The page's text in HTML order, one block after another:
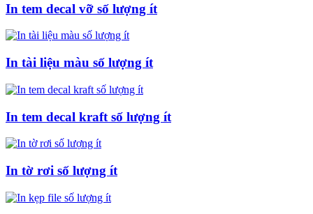
In tem decal vỡ số lượng ít
In tài liệu màu số lượng ít
In tem decal kraft số lượng ít
In tờ rơi số lượng ít